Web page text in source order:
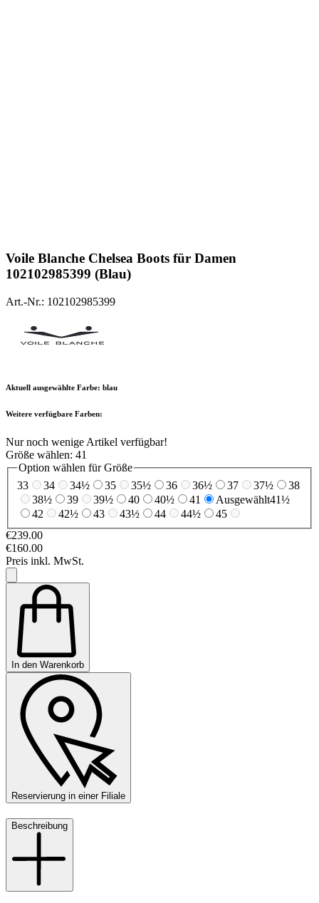
Voile Blanche Chelsea Boots für Damen
102102985399 (Blau)
Art.-Nr.: 102102985399
Aktuell ausgewählte Farbe: blau
Weitere verfügbare Farben:
Nur noch wenige Artikel verfügbar!
Größe wählen: 41
Option wählen für Größe
33
34 34½ 35 35½ 36 36½ 37 37½
38
38½
39 39½ 40 40½ 41 Ausgewählt41½
42
42½ 43 43½ 44 44½
45
€239.00
€160.00
Preis inkl. MwSt.
In den Warenkorb
Reservierung in einer Filiale
Beschreibung